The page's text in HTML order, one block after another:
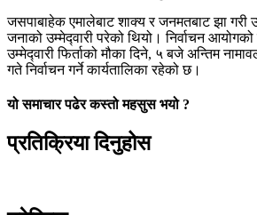
जसपाबाहेक एमालेबाट शाक्य र जनमतबाट झा गरी
जनाको उम्मेद्‍वारी परेको थियो। निर्वाचन
उम्मेद्‍वारी फिर्ताको मौका दिने, ५ बजे अन्तिम
गते निर्वाचन गर्ने कार्यतालिका रहेको छ।
यो समाचार पढेर कस्तो महसुस भयो ?
प्रतिक्रिया दिनुहोस